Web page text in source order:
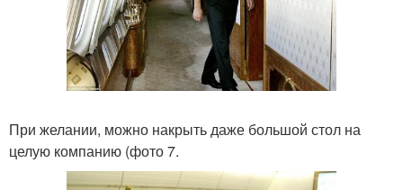
При желании, можно накрыть даже большой стол на
целую компанию (фото 7.